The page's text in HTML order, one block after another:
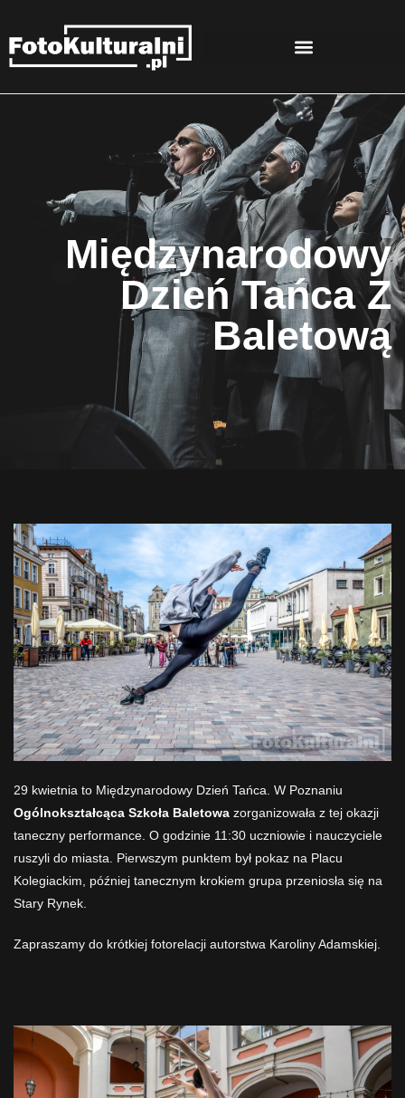
Międzynarodowy
Dzień Tańca Z
Baletową
29 kwietnia to Międzynarodowy Dzień Tańca. W Poznaniu
Ogólnokształcąca Szkoła Baletowa zorganizowała z tej okazji
taneczny performance. O godzinie 11:30 uczniowie i nauczyciele
ruszyli do miasta. Pierwszym punktem był pokaz na Placu
Kolegiackim, później tanecznym krokiem grupa przeniosła się na
Stary Rynek.
Zapraszamy do krótkiej fotorelacji autorstwa Karoliny Adamskiej.